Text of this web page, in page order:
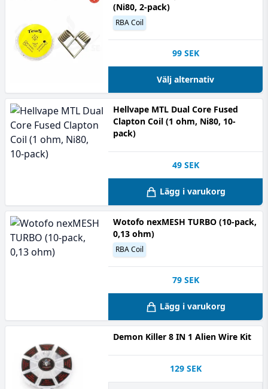
(Ni80, 2-pack)
RBA Coil
99 SEK
Välj alternativ
Hellvape MTL Dual Core Fused
Clapton Coil (1 ohm, Ni80, 10-
pack)
49 SEK
Lägg i varukorg
Wotofo nexMESH TURBO (10-pack,
0,13 ohm)
RBA Coil
79 SEK
Lägg i varukorg
Demon Killer 8 IN 1 Alien Wire Kit
129 SEK